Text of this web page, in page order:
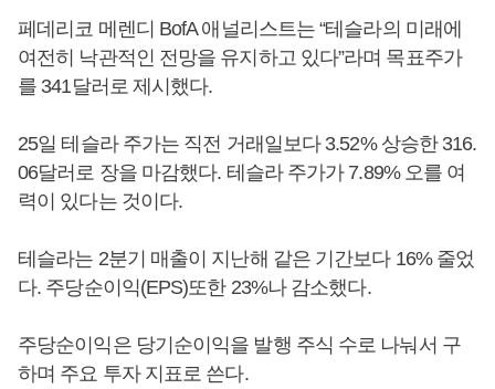
페데리코 메렌디 BofA 애널리스트는 “테슬라의 미래에
여전히 낙관적인 전망을 유지하고 있다”라며 목표주가
를 341달러로 제시했다.
25일 테슬라 주가는 직전 거래일보다 3.52% 상승한 316.
06달러로 장을 마감했다. 테슬라 주가가 7.89% 오를 여
력이 있다는 것이다.
테슬라는 2분기 매출이 지난해 같은 기간보다 16% 줄었
다. 주당순이익(EPS)또한 23%나 감소했다.
주당순이익은 당기순이익을 발행 주식 수로 나눠서 구
하며 주요 투자 지표로 쓴다.